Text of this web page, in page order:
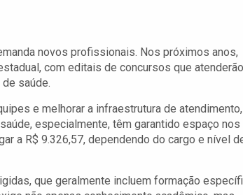
novos profissionais. Nos próximos anos,
com editais de concursos que
saúde.
e melhorar a infraestrutura de atendimento,
especialmente, têm garantido espaço nos
a R$ 9.326,57, dependendo do cargo e nível
que geralmente incluem formação